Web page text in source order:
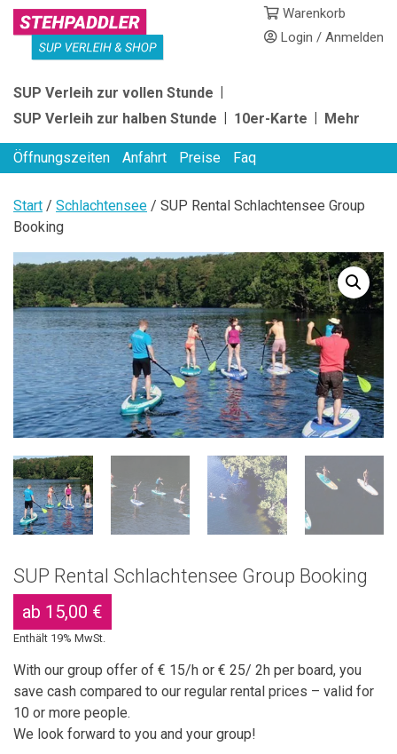
Skip
content
STEHPADDLER
SUP
VERLEIH
Login / Anmelden
Warenkorb
SUP Verleih zur vollen Stunde
SUP Verleih zur halben Stunde
10er-Karte Mehr
Öffnungszeiten Anfahrt Preise Faq
Start / Schlachtensee / SUP Rental Schlachtensee Group
Booking
SUP Rental Schlachtensee Group Booking
ab 15,00 €
Enthält 19% MwSt.
With our group offer of € 15/h or € 25/ 2h per board, you
save cash compared to our regular rental prices – valid for
10 or more people.
We look forward to you and your group!